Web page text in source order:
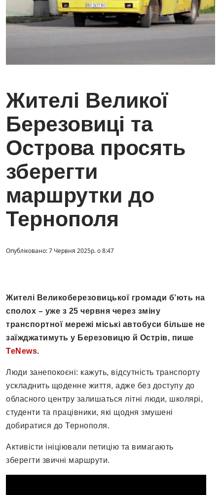
Жителі Великої
Березовиці та
Острова просять
зберегти
маршрутки до
Тернополя
Опубліковано: 7 Червня 2025р. о 8:47
Жителі Великоберезовицької громади б’ють на
сполох – уже з 25 червня через зміну
транспортної мережі міські автобуси більше не
заїжджатимуть у Березовицю й Острів, пише
TeNews.
Люди занепокоєні: кажуть, відсутність транспорту
ускладнить щоденне життя, адже без доступу до
обласного центру залишаться літні люди, школярі,
студенти та працівники, які щодня змушені
добиратися до Тернополя.
Активісти ініціювали петицію та вимагають
зберегти звичні маршрути.